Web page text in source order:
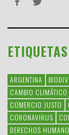
ETIQUETAS
ARGENTINA
CAMBIO CLIMÁTICO
COMERCIO JUSTO
CORONAVIRUS
DERECHOS